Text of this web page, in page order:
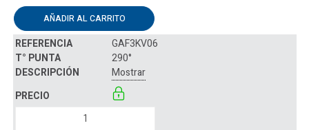
AÑADIR AL CARRITO
GAF3KV06
290°
Mostrar